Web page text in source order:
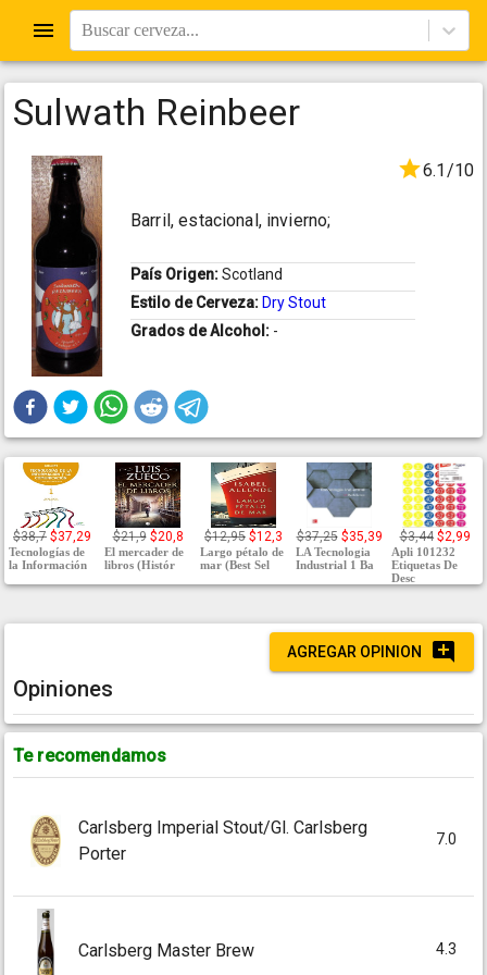
Buscar cerveza...
Sulwath Reinbeer
6.1/10
Barril, estacional, invierno;
País Origen:Scotland
Estilo de Cerveza: Dry Stout
Grados de Alcohol: -
$38,7 $37,29
Tecnologías de
la Información
$21,9 $20,8
El mercader de
libros (Histór
$12,95 $12,3
Largo pétalo de
mar (Best Sel
$37,25 $35,39
LA Tecnologia
Industrial 1 Ba
$3,44 $2,99
Apli 101232
Etiquetas De
Desc
AGREGAR OPINION
Opiniones
Te recomendamos
Carlsberg Imperial Stout/Gl. Carlsberg
Porter
7.0
Carlsberg Master Brew 4.3